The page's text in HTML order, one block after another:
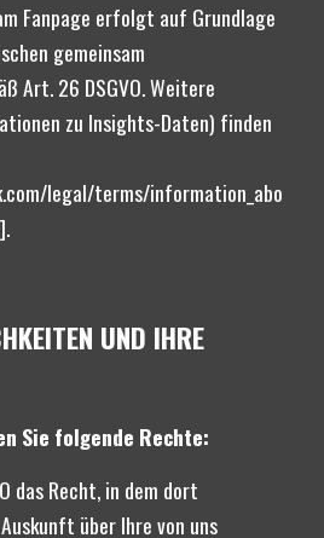
Fanpage erfolgt auf Grundlage
gemeinsam
Art. 26 DSGVO. Weitere
zu Insights-Daten) finden
legal/terms/information_abo
UND IHRE
Sie folgende Rechte:
das Recht, in dem dort
über Ihre von uns